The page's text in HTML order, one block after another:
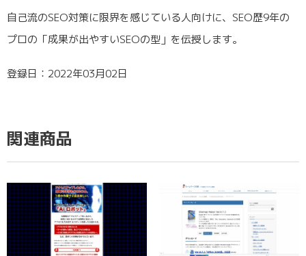
自己流のSEO対策に限界を感じている人向けに、SEO歴9年の
プロの「成果が出やすいSEOの型」を伝授します。
登録日：2022年03月02日
関連商品